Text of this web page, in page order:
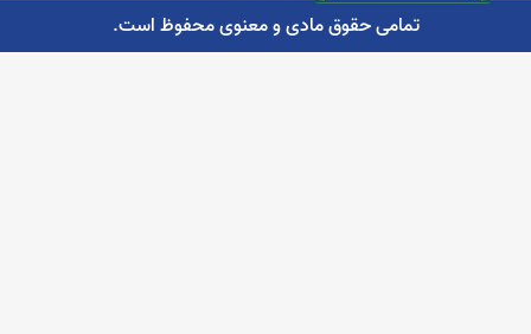
تمامی حقوق مادی و معنوی محفوظ است.